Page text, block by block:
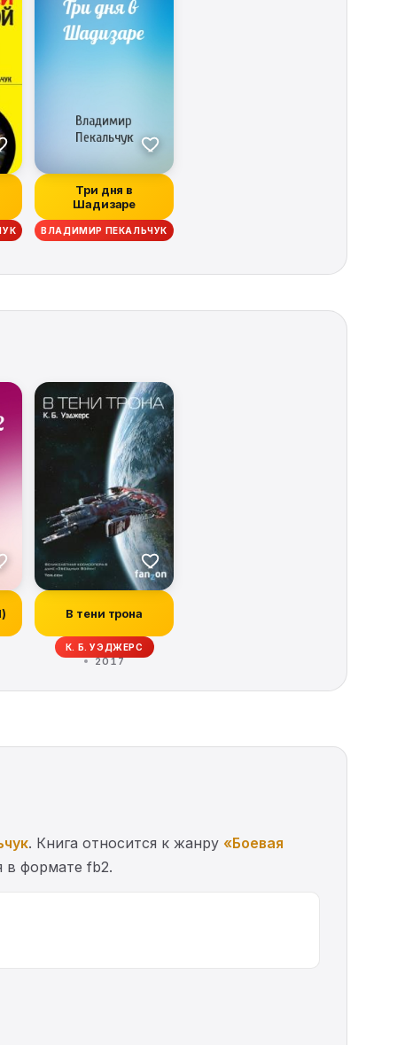
Три дня в
Шадизаре
ВЛАДИМИР ПЕКАЛЬЧУК
ИВОНН НАВАРРО, КИТ ДЕ КАНДИДО, РЭЙ ГАРТОН, КРИСТОФЕР
В тени трона
К. Б. УЭДЖЕРС
2017
. Книга относится к жанру «Боевая
в формате fb2.